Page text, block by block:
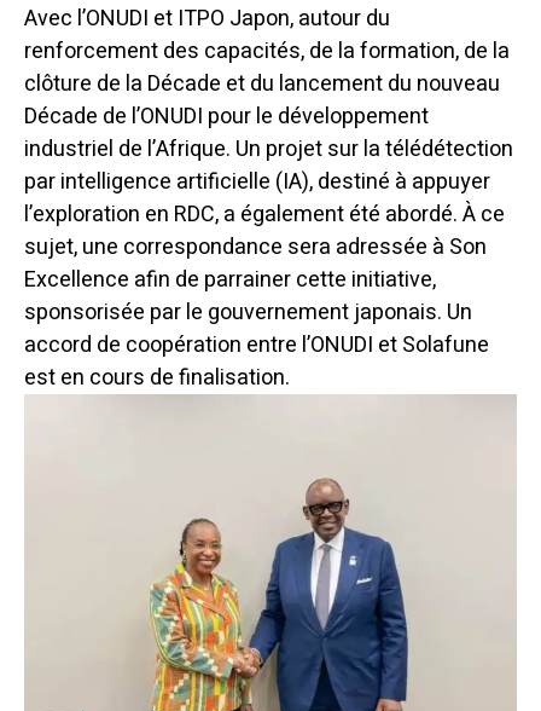
Avec l’ONUDI et ITPO Japon, autour du
renforcement des capacités, de la formation, de la
clôture de la Décade et du lancement du nouveau
Décade de l’ONUDI pour le développement
industriel de l’Afrique. Un projet sur la télédétection
par intelligence artificielle (IA), destiné à appuyer
l’exploration en RDC, a également été abordé. À ce
sujet, une correspondance sera adressée à Son
Excellence afin de parrainer cette initiative,
sponsorisée par le gouvernement japonais. Un
accord de coopération entre l’ONUDI et Solafune
est en cours de finalisation.